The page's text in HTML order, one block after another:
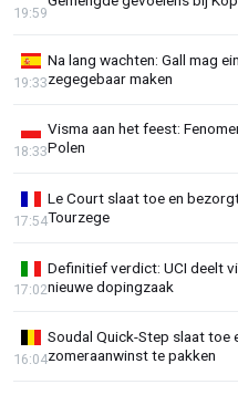
19:59
Na lang wachten: Gall mag
zegegebaar maken
19:33
Visma aan het feest:
Polen
18:33
Le Court slaat toe en
Tourzege
17:54
Definitief verdict: UCI deelt
nieuwe dopingzaak
17:02
Soudal Quick-Step slaat toe
zomeraanwinst te pakken
16:04